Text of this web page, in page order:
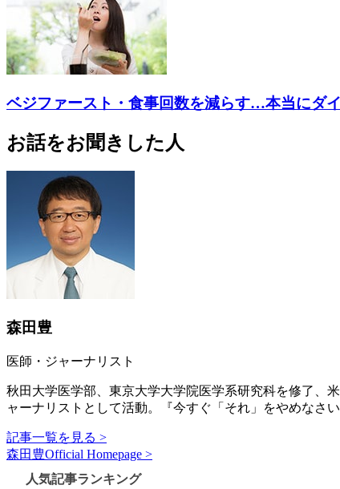
ベジファースト・食事回数を減らす…本当にダ
お話をお聞きした人
森田豊
医師・ジャーナリスト
秋田大学医学部、東京大学大学院医学系研究科を修了、
ャーナリストとして活動。『今すぐ「それ」をやめなさ
記事一覧を見る >
森田豊Official Homepage >
人気記事ランキング